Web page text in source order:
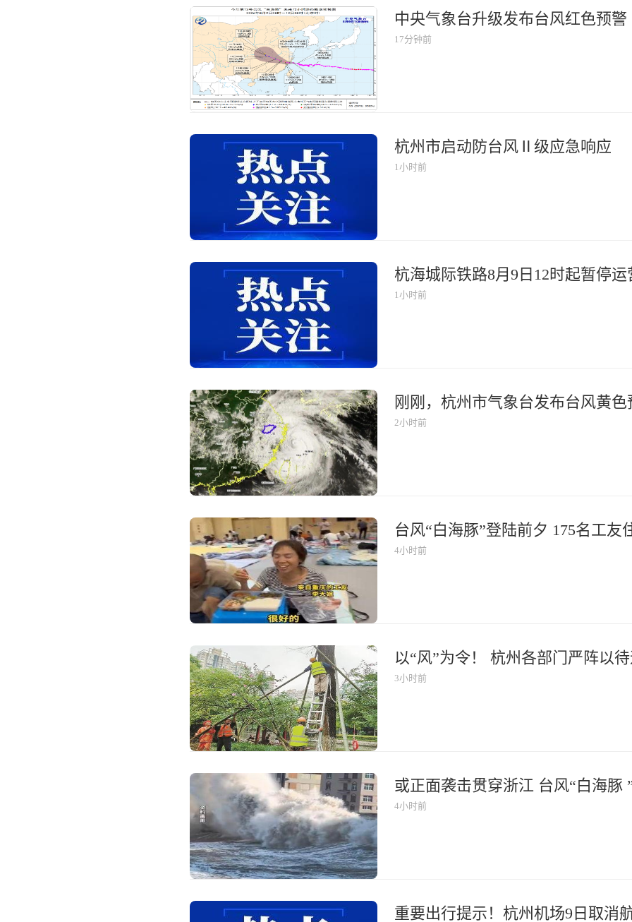
中央气象台升级发布台风红色预警
17分钟前
杭州市启动防台风Ⅱ级应急响应
1小时前
杭海城际铁路8月9日12时起暂停运
1小时前
刚刚，杭州市气象台发布台风黄色
2小时前
4小时前
以“风”为令！ 杭州各部门严阵以
3小时前
或正面袭击贯穿浙江 台风“白海豚
4小时前